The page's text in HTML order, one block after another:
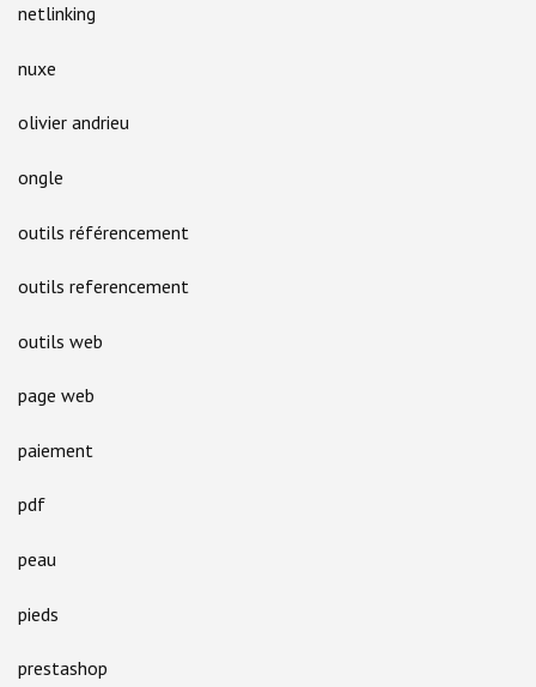
netlinking
nuxe
olivier andrieu
ongle
outils référencement
outils referencement
outils web
page web
paiement
pdf
peau
pieds
prestashop